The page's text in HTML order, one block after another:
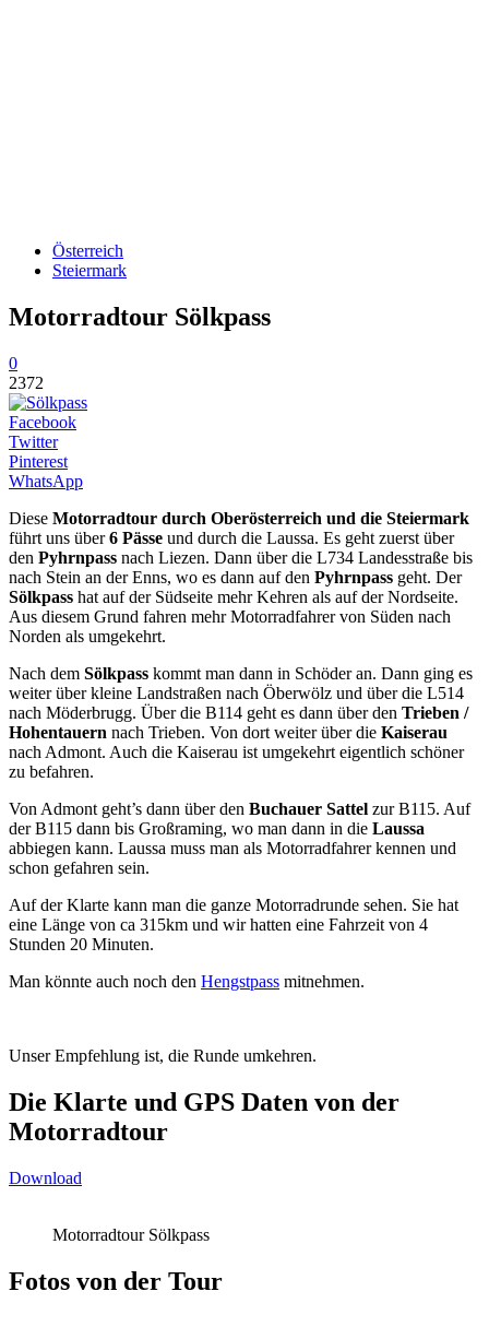
Österreich
Steiermark
Motorradtour Sölkpass
0
2372
Facebook
Twitter
Pinterest
WhatsApp
Diese Motorradtour durch Oberösterreich und die Steiermark
führt uns über6 Pässe und durch die Laussa. Es geht zuerst über
den Pyhrnpass nach Liezen. Dann über die L734 Landesstraße bis
nach Stein an der Enns, wo es dann auf den Pyhrnpass geht. Der
Sölkpass hat auf der Südseite mehr Kehren als auf der Nordseite.
Aus diesem Grund fahren mehr Motorradfahrer von Süden nach
Norden als umgekehrt.
Nach dem Sölkpass kommt man dann in Schöder an. Dann ging es
weiter über kleine Landstraßen nach Öberwölz und über die L514
nach Möderbrugg. Über die B114 geht es dann über den Trieben /
Hohentauern nach Trieben. Von dort weiter über die Kaiserau
nach Admont. Auch die Kaiserau ist umgekehrt eigentlich schöner
zu befahren.
Von Admont geht’s dann über den Buchauer Sattel zur B115. Auf
der B115 dann bis Großraming, wo man dann in die Laussa
abbiegen kann. Laussa muss man als Motorradfahrer kennen und
schon gefahren sein.
Auf der Klarte kann man die ganze Motorradrunde sehen. Sie hat
eine Länge von ca 315km und wir hatten eine Fahrzeit von 4
Stunden 20 Minuten.
Man könnte auch noch den Hengstpass mitnehmen.
Unser Empfehlung ist, die Runde umkehren.
Die Klarte und GPS Daten von der
Motorradtour
Download
Motorradtour Sölkpass
Fotos von der Tour